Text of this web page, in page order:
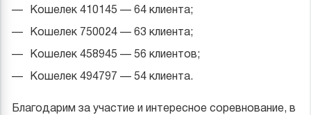
Кошелек 410145 — 64 клиента;
Кошелек 750024 — 63 клиента;
Кошелек 458945 — 56 клиентов;
Кошелек 494797 — 54 клиента.
Благодарим за участие и интересное соревнование, в